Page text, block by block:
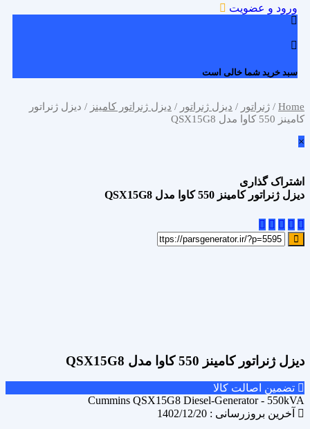
ورود و عضویت
سبد خرید شما خالی است
Home
/ ژنراتور / دیزل ژنراتور / دیزل ژنراتور کامینز / دیزل ژنراتور
کامینز 550 کاوا مدل QSX15G8
×
اشتراک گذاری
دیزل ژنراتور کامینز 550 کاوا مدل QSX15G8
دیزل ژنراتور کامینز 550 کاوا مدل QSX15G8
تضمین اصالت کالا
Cummins QSX15G8 Diesel-Generator - 550kVA
آخرین بروزرسانی : 1402/12/20